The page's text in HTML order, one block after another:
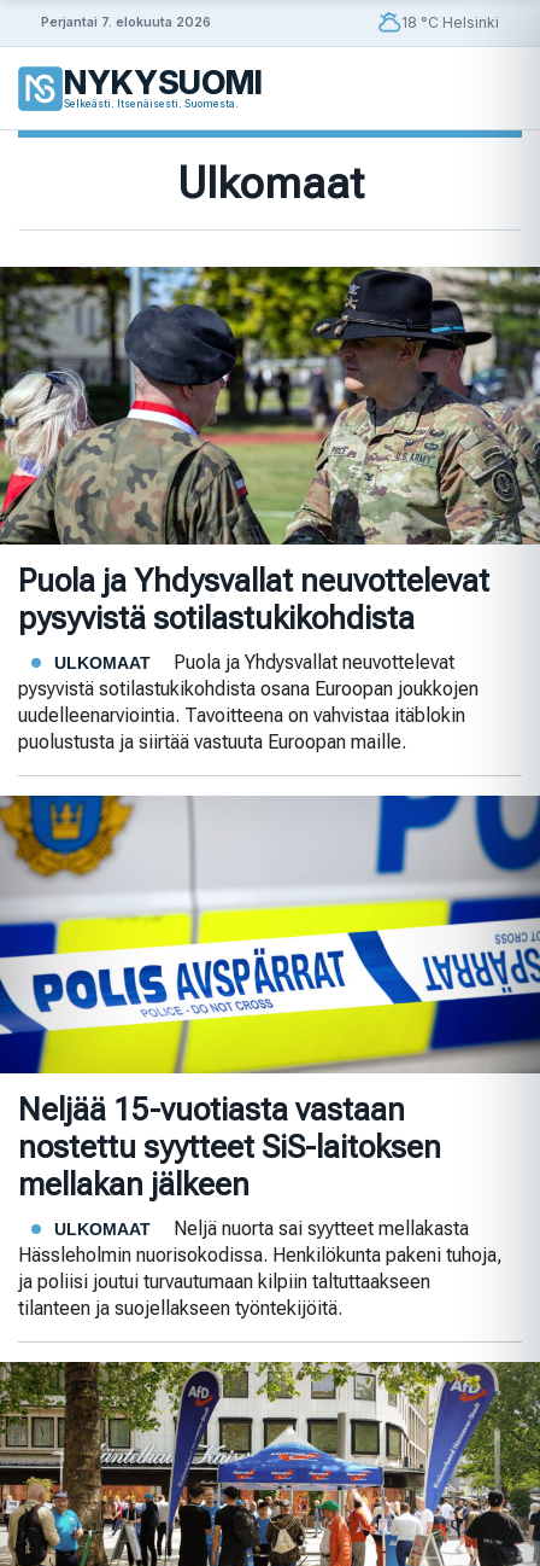
Perjantai 7. elokuuta 2026 18 °C Helsinki
NYKYSUOMI
Selkeästi. Itsenäisesti. Suomesta.
Ulkomaat
Puola ja Yhdysvallat neuvottelevat
pysyvistä sotilastukikohdista
ULKOMAAT
Puola ja Yhdysvallat neuvottelevat
pysyvistä sotilastukikohdista osana Euroopan joukkojen
uudelleenarviointia. Tavoitteena on vahvistaa itäblokin
puolustusta ja siirtää vastuuta Euroopan maille.
Neljää 15-vuotiasta vastaan
nostettu syytteet SiS-laitoksen
mellakan jälkeen
ULKOMAAT
Neljä nuorta sai syytteet mellakasta
Hässleholmin nuorisokodissa. Henkilökunta pakeni tuhoja,
ja poliisi joutui turvautumaan kilpiin taltuttaakseen
tilanteen ja suojellakseen työntekijöitä.